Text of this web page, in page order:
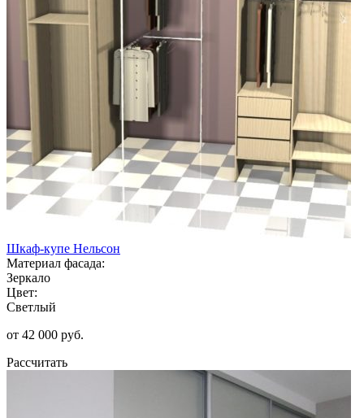
Шкаф-купе Нельсон
Материал фасада:
Зеркало
Цвет:
Светлый
от 42 000 руб.
Рассчитать